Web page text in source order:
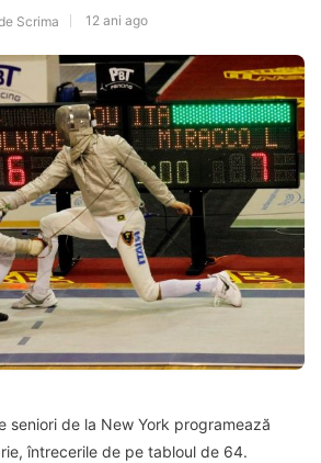
Scrima 12 ani ago
seniori de la New York programează
întrecerile de pe tabloul de 64.